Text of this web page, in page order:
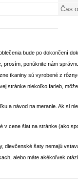
Čas
bude po dokončení
ponúknite nám
tkaniny sú vyrobené z
stránke niekoľko farieb,
a návod na meranie. Ak si
v cene šiat na stránke (ako
šaty nemajú
alebo máte akékoľvek